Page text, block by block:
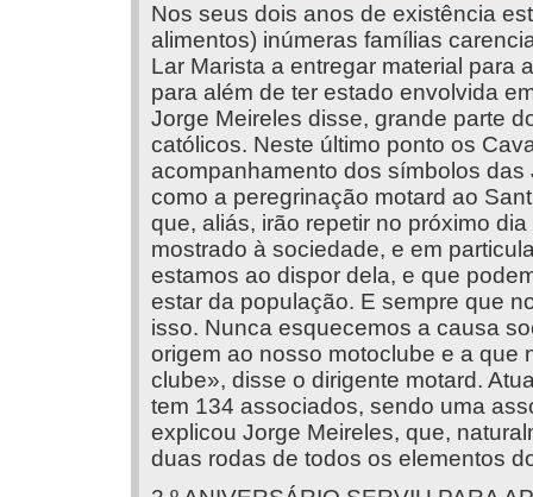
Nos seus dois anos de existência
alimentos) inúmeras famílias
Lar Marista a entregar material para
para além de ter estado envolvida
Jorge Meireles disse, grande parte
católicos. Neste último ponto os
acompanhamento dos símbolos
como a peregrinação motard ao
que, aliás, irão repetir no próximo
mostrado à sociedade, e em
estamos ao dispor dela, e que
estar da população. E sempre que
isso. Nunca esquecemos a causa
origem ao nosso motoclube e a que
clube», disse o dirigente motard.
tem 134 associados, sendo uma
explicou Jorge Meireles, que,
duas rodas de todos os elementos